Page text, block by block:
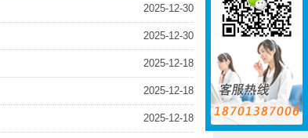
2025-12-30
2025-12-30
2025-12-18
2025-12-18
2025-12-18